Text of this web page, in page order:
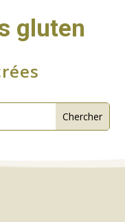
gluten